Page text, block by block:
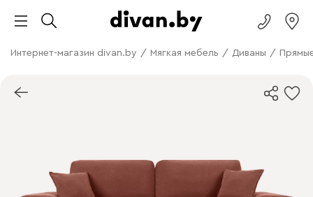
Интернет-магазин divan.by / Мягкая мебель / Диваны /